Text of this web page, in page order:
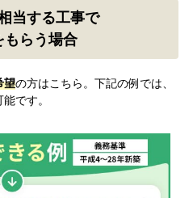
当する工事で
もらう場合
望の方はこちら。下記の例では、
です。